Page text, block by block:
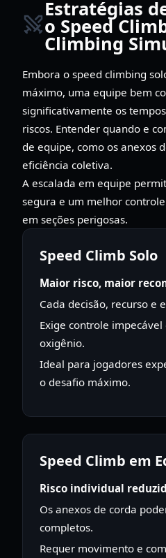
Estratégias
o Speed
Climbing
Embora o speed climbing
máximo, uma equipe bem
significativamente os
riscos. Entender quando e
de equipe, como os anexos
eficiência coletiva.
A escalada em equipe
segura e um melhor
em seções perigosas.
Speed Climb Solo
Maior risco, maior
Cada decisão, recurso e
Exige controle
oxigênio.
Ideal para jogadores
o desafio máximo.
Speed Climb em
Risco individual
Os anexos de corda
completos.
Requer movimento e